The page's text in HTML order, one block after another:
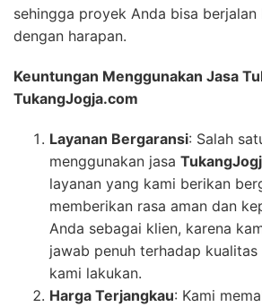
sehingga proyek Anda bisa berjalan
dengan harapan.
Keuntungan Menggunakan Jasa
TukangJogja.com
Layanan Bergaransi: Salah
menggunakan jasa
layanan yang kami berikan
memberikan rasa aman dan
Anda sebagai klien, karena
jawab penuh terhadap
kami lakukan.
Harga Terjangkau: Kami